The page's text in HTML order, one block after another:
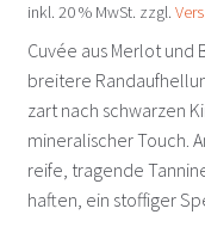
war:
15,48 €
ist:
inkl. 20 % MwSt. zzgl.
Cuvée aus Merlot und
breitere
zart nach schwarzen
mineralischer Touch.
reife, tragende
haften, ein stoffiger